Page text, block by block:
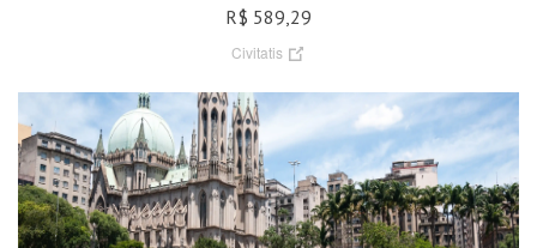
R$ 589,29
Civitatis